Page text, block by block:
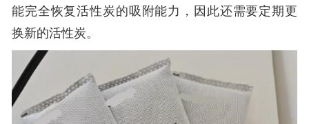
能完全恢复活性炭的吸附能力，因此还需要定期更
换新的活性炭。